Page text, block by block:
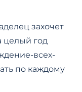
захочет
целый год
всех-
по каждому